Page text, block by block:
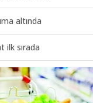
altında
ilk sırada